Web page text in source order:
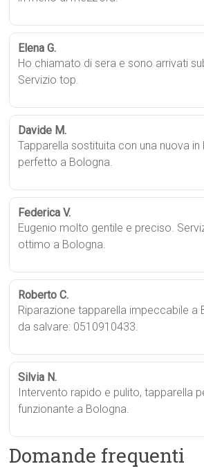
Elena G.
Ho chiamato di sera e sono arrivati
Servizio top.
Davide M.
Tapparella sostituita con una nuova in
perfetto a Bologna.
Federica V.
Eugenio molto gentile e preciso.
ottimo a Bologna.
Roberto C.
Riparazione tapparella impeccabile a
da salvare: 0510910433.
Silvia N.
Intervento rapido e pulito, tapparella
funzionante a Bologna.
Domande frequenti